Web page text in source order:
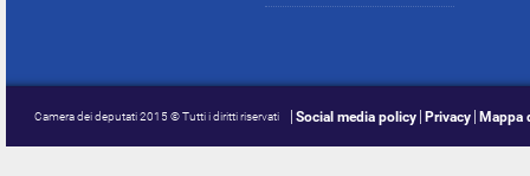
Camera dei deputati 2015 © Tutti i diritti riservati Social media policy Privacy Mappa